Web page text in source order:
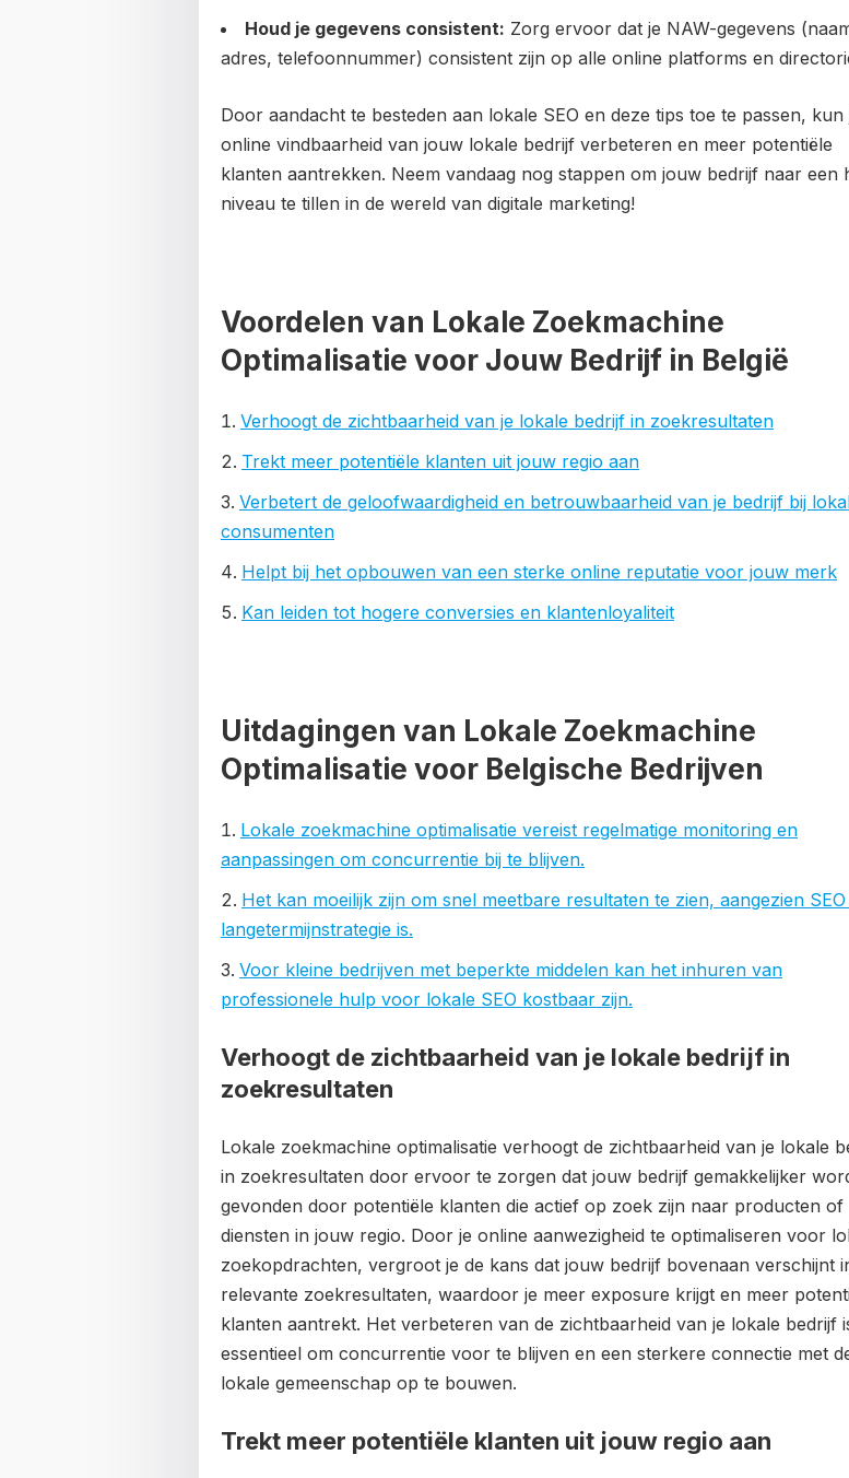
Houd je gegevens consistent: Zorg ervoor dat je NAW-gegevens
adres, telefoonnummer) consistent zijn op alle online platforms en
Door aandacht te besteden aan lokale SEO en deze tips toe te passen, kun
online vindbaarheid van jouw lokale bedrijf verbeteren en meer potentiële
klanten aantrekken. Neem vandaag nog stappen om jouw bedrijf naar een
niveau te tillen in de wereld van digitale marketing!
Voordelen van Lokale Zoekmachine
Optimalisatie voor Jouw Bedrijf in België
Verhoogt de zichtbaarheid van je lokale bedrijf in zoekresultaten
Trekt meer potentiële klanten uit jouw regio aan
Verbetert de geloofwaardigheid en betrouwbaarheid van je bedrijf bij
consumenten
Helpt bij het opbouwen van een sterke online reputatie voor jouw merk
Kan leiden tot hogere conversies en klantenloyaliteit
Uitdagingen van Lokale Zoekmachine
Optimalisatie voor Belgische Bedrijven
Lokale zoekmachine optimalisatie vereist regelmatige monitoring en
aanpassingen om concurrentie bij te blijven.
Het kan moeilijk zijn om snel meetbare resultaten te zien, aangezien
langetermijnstrategie is.
Voor kleine bedrijven met beperkte middelen kan het inhuren van
professionele hulp voor lokale SEO kostbaar zijn.
Verhoogt de zichtbaarheid van je lokale bedrijf in
zoekresultaten
Lokale zoekmachine optimalisatie verhoogt de zichtbaarheid van je lokale
in zoekresultaten door ervoor te zorgen dat jouw bedrijf gemakkelijker
gevonden door potentiële klanten die actief op zoek zijn naar producten of
diensten in jouw regio. Door je online aanwezigheid te optimaliseren voor
zoekopdrachten, vergroot je de kans dat jouw bedrijf bovenaan verschijnt
relevante zoekresultaten, waardoor je meer exposure krijgt en meer
klanten aantrekt. Het verbeteren van de zichtbaarheid van je lokale bedrijf
essentieel om concurrentie voor te blijven en een sterkere connectie met
lokale gemeenschap op te bouwen.
Trekt meer potentiële klanten uit jouw regio aan